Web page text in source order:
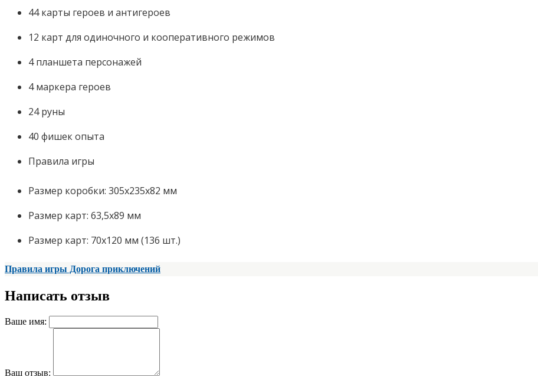
44 карты героев и антигероев
12 карт для одиночного и кооперативного режимов
4 планшета персонажей
4 маркера героев
24 руны
40 фишек опыта
Правила игры
Размер коробки: 305x235x82 мм
Размер карт: 63,5x89 мм
Размер карт: 70x120 мм (136 шт.)
Правила игры Дорога приключений
Написать отзыв
Ваше имя:
Ваш отзыв: